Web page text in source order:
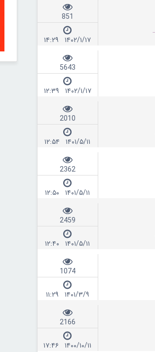
851
۱۴۰۲/۱/۱۷ ۱۴:۲۹
5643
۱۴۰۲/۱/۱۷ ۱۲:۳۹
2010
۱۴۰۱/۵/۱۱ ۱۲:۵۴
2362
۱۴۰۱/۵/۱۱ ۱۲:۵۰
2459
۱۴۰۱/۵/۱۱ ۱۲:۴۰
1074
۱۴۰۱/۳/۹ ۱۱:۲۹
2166
۱۴۰۰/۱۰/۱۱ ۱۷:۴۶